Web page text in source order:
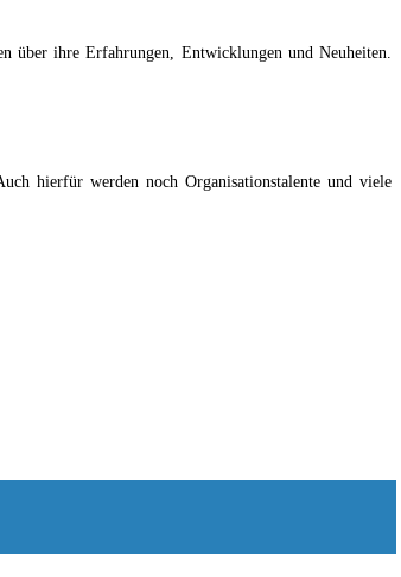
über ihre Erfahrungen, Entwicklungen und Neuheiten.
hierfür werden noch Organisationstalente und viele